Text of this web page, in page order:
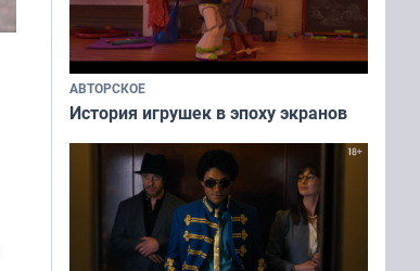
АВТОРСКОЕ
История игрушек в эпоху экранов